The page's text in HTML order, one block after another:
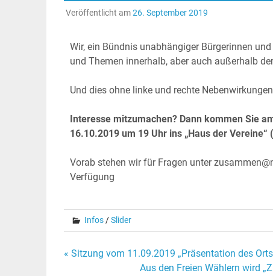
Veröffentlicht am26. September 2019
Wir, ein Bündnis unabhängiger Bürgerinnen
und Themen innerhalb, aber auch außerhalb
Und dies ohne linke und rechte
Interesse mitzumachen? Dann kommen Sie
16.10.2019 um 19 Uhr ins „Haus der Vereine“
Vorab stehen wir für Fragen unter
Verfügung
Infos/Slider
« Sitzung vom 11.09.2019 „Präsentation des
Aus den Freien Wählern wird